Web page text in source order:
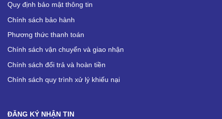
Quy định bảo mật thông tin
Chính sách bảo hành
Phương thức thanh toán
Chính sách vận chuyển và giao nhận
Chính sách đổi trả và hoàn tiền
Chính sách quy trình xử lý khiếu nại
ĐĂNG KÝ NHẬN TIN